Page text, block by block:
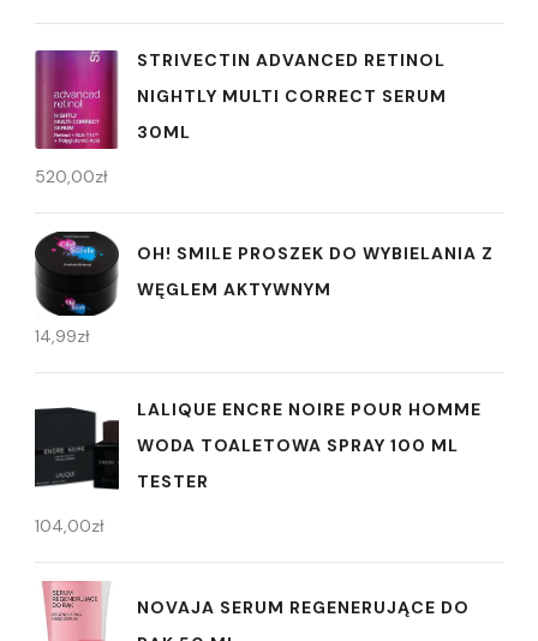
STRIVECTIN ADVANCED RETINOL
NIGHTLY MULTI CORRECT SERUM
30ML
520,00zł
OH! SMILE PROSZEK DO WYBIELANIA Z
WĘGLEM AKTYWNYM
14,99zł
LALIQUE ENCRE NOIRE POUR HOMME
WODA TOALETOWA SPRAY 100 ML
TESTER
104,00zł
NOVAJA SERUM REGENERUJĄCE DO